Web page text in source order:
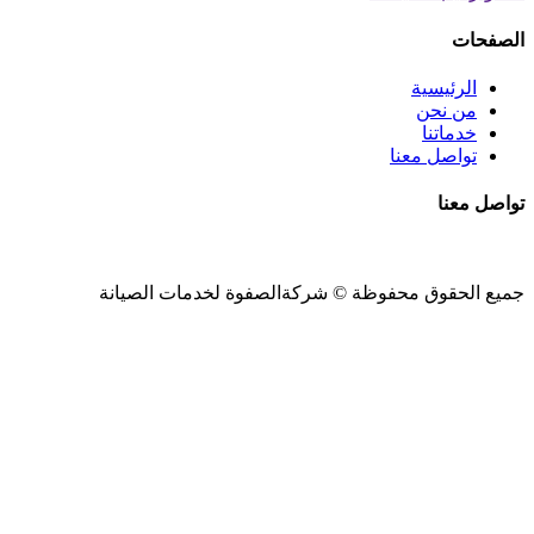
الصفحات
الرئيسية
من نحن
خدماتنا
تواصل معنا
تواصل معنا
جميع الحقوق محفوظة © شركةالصفوة لخدمات الصيانة